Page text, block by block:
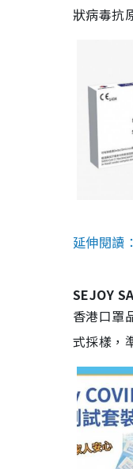
狀病毒抗
延伸閱讀
SEJOY
香港口罩
式採樣，